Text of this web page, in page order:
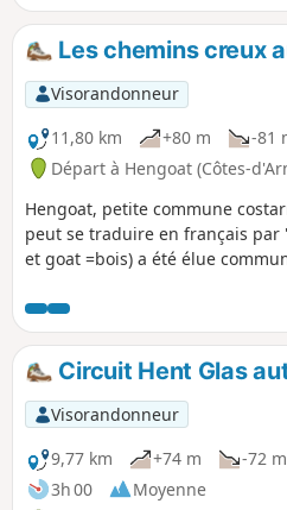
Les chemins creux
Visorandonneur
11,80 km
+80 m -81
Départ à Hengoat (Côtes-
Hengoat, petite commune
peut se traduire en français par
et goat =bois) a été élue
permet de découvrir les
empruntant de très beaux
Circuit Hent Glas
Visorandonneur
9,77 km
+74 m
-72 m
3h 00
Moyenne